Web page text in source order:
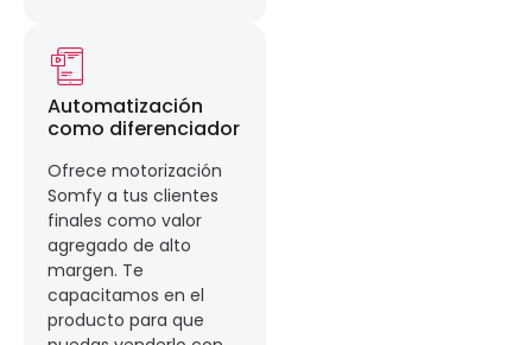
Automatización
como diferenciador
Ofrece motorización
Somfy a tus clientes
finales como valor
agregado de alto
margen. Te
capacitamos en el
producto para que